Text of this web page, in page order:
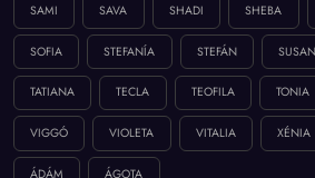
SAMI SAVA SHADI SHEBA
SOFIA STEFANÍA STEFÁN
TATIANA TECLA TEOFILA TONIA
VIGGÓ VIOLETA VITALIA XÉNIA
ÁDÁM ÁGOTA